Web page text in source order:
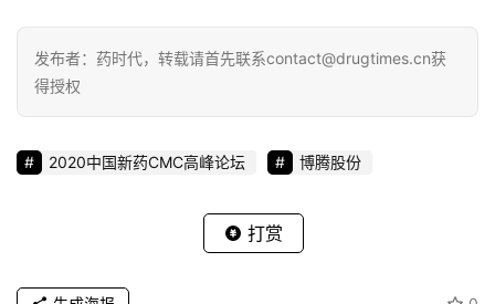
发布者：药时代，转载请首先联系contact@drugtimes.cn获
得授权
2020中国新药CMC高峰论坛 博腾股份
打赏